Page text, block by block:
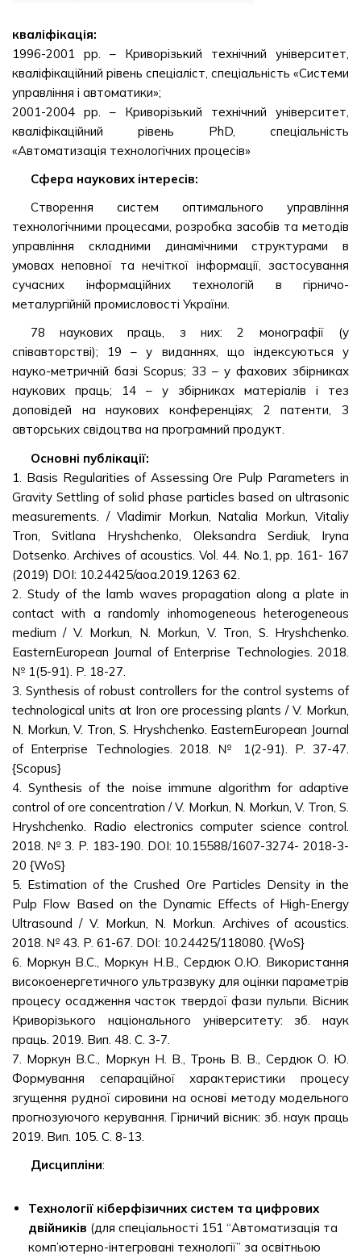
кваліфікація:
1996-2001 рр. – Криворізький технічний університет,
кваліфікаційний рівень спеціаліст, спеціальність «Системи
управління і автоматики»;
2001-2004 рр. – Криворізький технічний університет,
кваліфікаційний рівень PhD, спеціальність
«Автоматизація технологічних процесів»
Сфера наукових інтересів:
Створення систем оптимального управління
технологічними процесами, розробка засобів та методів
управління складними динамічними структурами в
умовах неповної та нечіткої інформації, застосування
сучасних інформаційних технологій в гірничо-
металургійній промисловості України.
78 наукових праць, з них: 2 монографії (у
співавторстві); 19 – у виданнях, що індексуються у
науко-метричній базі Scopus; 33 – у фахових збірниках
наукових праць; 14 – у збірниках матеріалів і тез
доповідей на наукових конференціях; 2 патенти, 3
авторських свідоцтва на програмний продукт.
Основні публікації:
1. Basis Regularities of Assessing Ore Pulp Parameters in
Gravity Settling of solid phase particles based on ultrasonic
measurements. / Vladimir Morkun, Natalia Morkun, Vitaliy
Tron, Svitlana Hryshchenko, Oleksandra Serdiuk, Iryna
Dotsenko. Archives of acoustics. Vol. 44. No.1, pp. 161- 167
(2019) DOI: 10.24425/aoa.2019.1263 62.
2. Study of the lamb waves propagation along a plate in
contact with a randomly inhomogeneous heterogeneous
medium / V. Morkun, N. Morkun, V. Tron, S. Hryshchenko.
EasternEuropean Journal of Enterprise Technologies. 2018.
№ 1(5-91). P. 18-27.
3. Synthesis of robust controllers for the control systems of
technological units at Iron ore processing plants / V. Morkun,
N. Morkun, V. Tron, S. Hryshchenko. EasternEuropean Journal
of Enterprise Technologies. 2018. № 1(2-91). P. 37-47.
{Sсopus}
4. Synthesis of the noise immune algorithm for adaptive
control of ore concentration / V. Morkun, N. Morkun, V. Tron, S.
Hryshchenko. Radio electronics computer science control.
2018. № 3. P. 183-190. DOI: 10.15588/1607-3274- 2018-3-
20 {WoS}
5. Estimation of the Crushed Ore Particles Density in the
Pulp Flow Based on the Dynamic Effects of High-Energy
Ultrasound / V. Morkun, N. Morkun. Archives of acoustics.
2018. № 43. P. 61-67. DOI: 10.24425/118080. {WoS}
6. Моркун В.С., Моркун Н.В., Сердюк О.Ю. Використання
високоенергетичного ультразвуку для оцінки параметрів
процесу осадження часток твердої фази пульпи. Вісник
Криворізького національного університету: зб. наук
праць. 2019. Вип. 48. С. 3-7.
7. Моркун В.С., Моркун Н. В., Тронь В. В., Сердюк О. Ю.
Формування сепараційної характеристики процесу
згущення рудної сировини на основі методу модельного
прогнозуючого керування. Гірничий вісник: зб. наук праць
2019. Вип. 105. С. 8-13.
Дисципліни:
Технології кіберфізичних систем та цифрових
двійників (для спеціальності 151 “Автоматизація та
комп’ютерно-інтегровані технології” за освітньою